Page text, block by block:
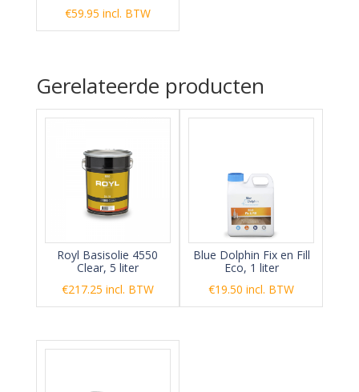
€59.95 incl. BTW
Gerelateerde producten
Royl Basisolie 4550
Clear, 5 liter
€217.25 incl. BTW
Blue Dolphin Fix en Fill
Eco, 1 liter
€19.50 incl. BTW